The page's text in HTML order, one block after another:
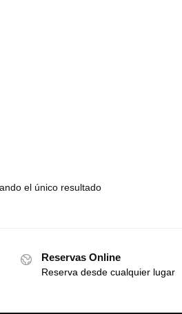
el único resultado
Reservas Online
Reserva desde cualquier lugar